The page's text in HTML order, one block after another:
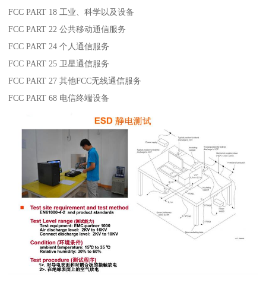
FCC PART 18 工业、科学以及设备
FCC PART 22 公共移动通信服务
FCC PART 24 个人通信服务
FCC PART 25 卫星通信服务
FCC PART 27 其他FCC无线通信服务
FCC PART 68 电信终端设备